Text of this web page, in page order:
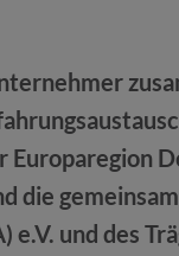
die
e.V. und des